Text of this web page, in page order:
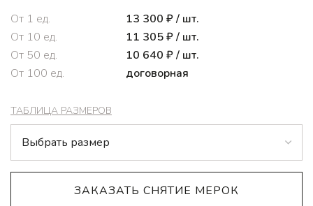
От 1 ед. 13 300₽/ шт.
От 10 ед. 11 305₽/ шт.
От 50 ед. 10 640₽/ шт.
От 100 ед. договорная
ТАБЛИЦА РАЗМЕРОВ
ЗАКАЗАТЬ СНЯТИЕ МЕРОК